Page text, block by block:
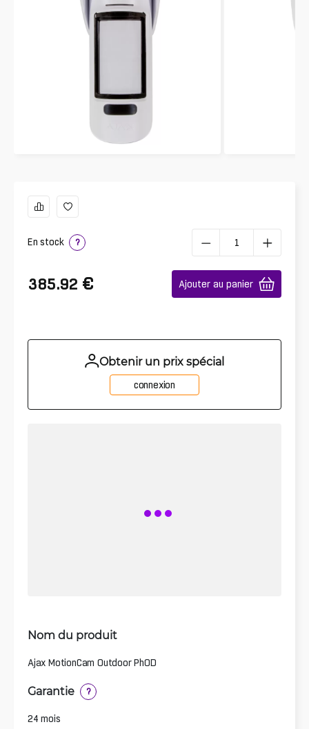
En stock ?
385.92 € Ajouter au panier
Obtenir un prix spécial
connexion
Nom du produit
Ajax MotionCam Outdoor PhOD
Garantie ?
24 mois